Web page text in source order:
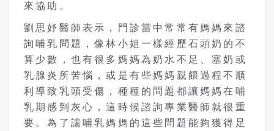
來協助。
劉思妤醫師表示，門診當中常常有媽媽來諮
詢哺乳問題，像林小姐一樣經歷石頭奶的不
算少數，也有很多媽媽為奶水不足、塞奶或
乳腺炎所苦惱，或是有些媽媽親餵過程不順
利導致乳頭受傷，種種的問題都讓媽媽在哺
乳期感到灰心，這時候諮詢專業醫師就很重
要。為了讓哺乳媽媽的這些問題能夠獲得足